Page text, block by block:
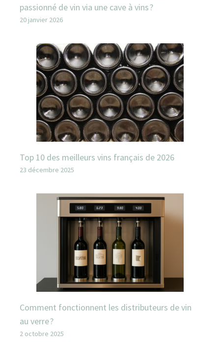
passionné de vin via une cave à vins ?
20 janvier 2026
Top 10 des meilleurs vins français de 2026
23 décembre 2025
Comment fonctionnent les distributeurs de vin
au verre ?
2 octobre 2025